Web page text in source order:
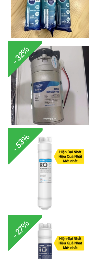
- 32%
- 53%
- 27%